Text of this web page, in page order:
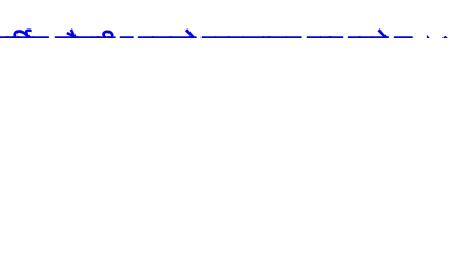
चौतारी र यसको पुस्तकालय बन्द रहने छ ।